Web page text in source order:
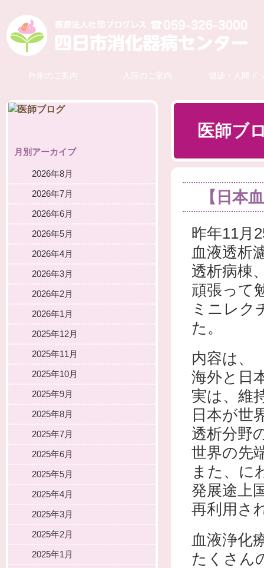
外来のご案内 入院のご案内 健診・人間ド
医師ブ
【日本
昨年11月
血液透析
透析病棟
頑張って
ミニレク
た。
内容は、
海外と日
実は、維
日本が世
透析分野
世界の先
また、に
発展途上
再利用さ
血液浄化
たくさん
月別アーカイブ
2026年8月
2026年7月
2026年6月
2026年5月
2026年4月
2026年3月
2026年2月
2026年1月
2025年12月
2025年11月
2025年10月
2025年9月
2025年8月
2025年7月
2025年6月
2025年5月
2025年4月
2025年3月
2025年2月
2025年1月